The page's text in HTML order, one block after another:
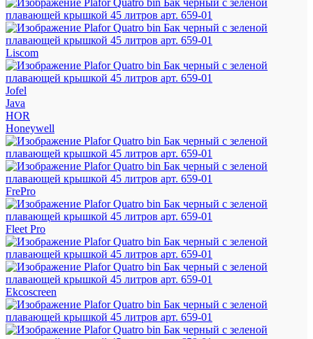
Liscom
Jofel
Java
HOR
Honeywell
FrePro
Fleet Pro
Ekcoscreen